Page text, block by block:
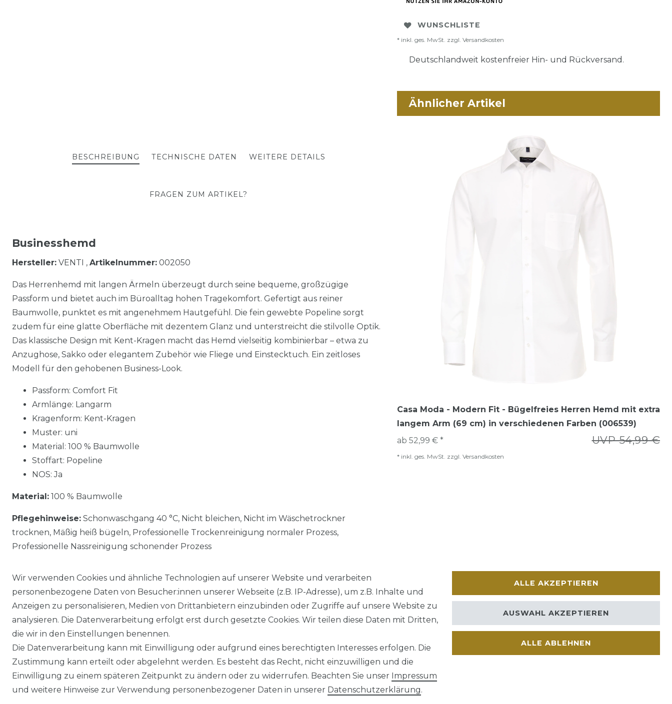
WUNSCHLISTE
* inkl. ges. MwSt. zzgl. Versandkosten
Deutschlandweit kostenfreier Hin- und Rückversand.
BESCHREIBUNG TECHNISCHE DATEN WEITERE DETAILS
FRAGEN ZUM ARTIKEL?
Businesshemd
Hersteller: VENTI , Artikelnummer: 002050
Das Herrenhemd mit langen Ärmeln überzeugt durch seine bequeme, großzügige
Passform und bietet auch im Büroalltag hohen Tragekomfort. Gefertigt aus reiner
Baumwolle, punktet es mit angenehmem Hautgefühl. Die fein gewebte Popeline sorgt
zudem für eine glatte Oberfläche mit dezentem Glanz und unterstreicht die stilvolle Optik.
Das klassische Design mit Kent-Kragen macht das Hemd vielseitig kombinierbar – etwa zu
Anzughose, Sakko oder elegantem Zubehör wie Fliege und Einstecktuch. Ein zeitloses
Modell für den gehobenen Business-Look.
Passform: Comfort Fit
Armlänge: Langarm
Kragenform: Kent-Kragen
Muster: uni
Material: 100 % Baumwolle
Stoffart: Popeline
NOS: Ja
Material: 100 % Baumwolle
Pflegehinweise: Schonwaschgang 40 °C, Nicht bleichen, Nicht im Wäschetrockner
trocknen, Mäßig heiß bügeln, Professionelle Trockenreinigung normaler Prozess,
Professionelle Nassreinigung schonender Prozess
Ähnlicher Artikel
Casa Moda - Modern Fit - Bügelfreies Herren Hemd mit extra
langem Arm (69 cm) in verschiedenen Farben (006539)
UVP 54,99 €
ab 52,99 € *
* inkl. ges. MwSt. zzgl. Versandkosten
Impressum Daten­schutz­erklärung AGB Barrierefreiheitserklärung Widerrufs­recht
Wir verwenden Cookies und ähnliche Technologien auf unserer Website und verarbeiten
personenbezogene Daten von Besucher:innen unserer Webseite (z.B. IP-Adresse), um z.B. Inhalte und
Anzeigen zu personalisieren, Medien von Drittanbietern einzubinden oder Zugriffe auf unsere Website zu
analysieren. Die Datenverarbeitung erfolgt erst durch gesetzte Cookies. Wir teilen diese Daten mit Dritten,
die wir in den Einstellungen benennen.
Die Datenverarbeitung kann mit Einwilligung oder aufgrund eines berechtigten Interesses erfolgen. Die
Zustimmung kann erteilt oder abgelehnt werden. Es besteht das Recht, nicht einzuwilligen und die
Einwilligung zu einem späteren Zeitpunkt zu ändern oder zu widerrufen. Beachten Sie unser Impressum
und weitere Hinweise zur Verwendung personenbezogener Daten in unserer Daten­schutz­erklärung.
ALLE AKZEPTIEREN
ALLE ABLEHNEN
AUSWAHL AKZEPTIEREN